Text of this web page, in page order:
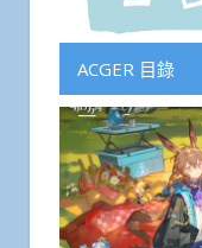
ACGER 目錄